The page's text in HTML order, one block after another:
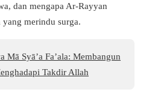
dan mengapa Ar-Rayyan
merindu surga.
Mā Syā’a Fa’ala: Membangun
Takdir Allah